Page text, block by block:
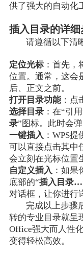
供了强大的自动化
插入目录的详细
请遵循以下清
定位光标：首先，
位置。通常，这会
后、正文之前。
打开目录功能：点
选择目录：在“引
录”图标。此时会
一键插入 ：WPS
可以直接点击其中
会立刻在光标位置
自定义插入 ：如
底部的“插入目录…
对话框，让你进行
完成以上步骤
转的专业目录就呈
Office强大而人性
变得轻松高效。